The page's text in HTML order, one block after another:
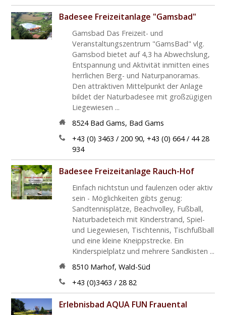
Badesee Freizeitanlage "Gamsbad"
Gamsbad Das Freizeit- und
Veranstaltungszentrum "GamsBad" vlg.
Gamsbod bietet auf 4,3 ha Abwechslung,
Entspannung und Aktivität inmitten eines
herrlichen Berg- und Naturpanoramas.
Den attraktiven Mittelpunkt der Anlage
bildet der Naturbadesee mit großzügigen
Liegewiesen ...
8524 Bad Gams, Bad Gams
+43 (0) 3463 / 200 90, +43 (0) 664 / 44 28
934
Badesee Freizeitanlage Rauch-Hof
Einfach nichtstun und faulenzen oder aktiv
sein - Möglichkeiten gibts genug:
Sandtennisplätze, Beachvolley, Fußball,
Naturbadeteich mit Kinderstrand, Spiel-
und Liegewiesen, Tischtennis, Tischfußball
und eine kleine Kneippstrecke. Ein
Kinderspielplatz und mehrere Sandkisten ...
8510 Marhof, Wald-Süd
+43 (0)3463 / 28 82
Erlebnisbad AQUA FUN Frauental